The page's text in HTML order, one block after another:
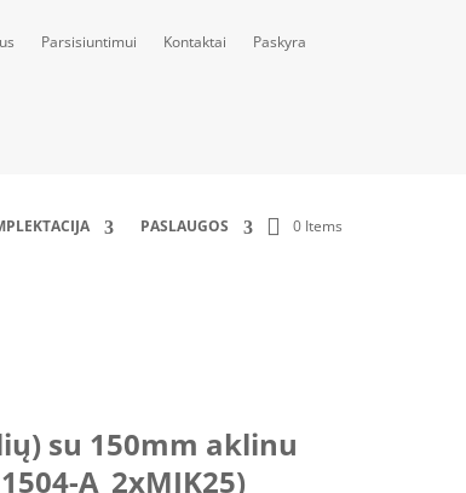
Parsisiuntimui Kontaktai Paskyra
PASLAUGOS 0 Items
su 150mm aklinu
A_2xMJK25)